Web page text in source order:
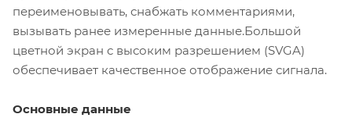
переименовывать, снабжать комментариями,
вызывать ранее измеренные данные.Большой
цветной экран с высоким разрешением (SVGA)
обеспечивает качественное отображение сигнала.
Основные данные